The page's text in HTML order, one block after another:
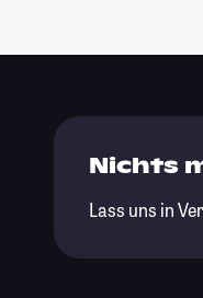
Nichts
Lass uns in